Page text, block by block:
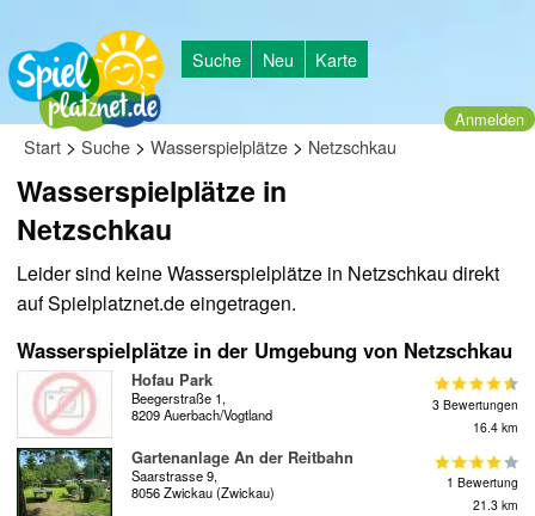
Suche Neu Karte
Anmelden
Start > Suche > Wasserspielplätze > Netzschkau
Wasserspielplätze in
Netzschkau
Leider sind keine Wasserspielplätze in Netzschkau direkt
auf Spielplatznet.de eingetragen.
Wasserspielplätze in der Umgebung von Netzschkau
Hofau Park
Beegerstraße 1,
8209 Auerbach/Vogtland
3 Bewertungen
16.4 km
Gartenanlage An der Reitbahn
Saarstrasse 9,
8056 Zwickau (Zwickau)
1 Bewertung
21.3 km